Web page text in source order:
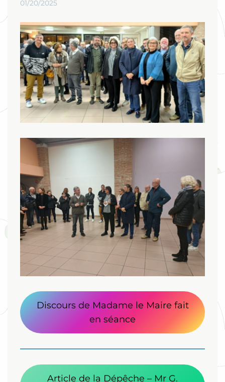
01/20/2025
Discours de Madame le Maire fait
en séance
Article de la Dépêche – Mr G.